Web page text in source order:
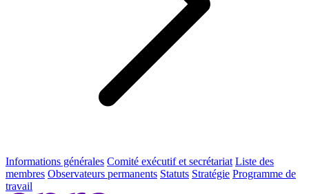
Informations générales Comité exécutif et secrétariat Liste des
membres Observateurs permanents Statuts Stratégie Programme de
travail